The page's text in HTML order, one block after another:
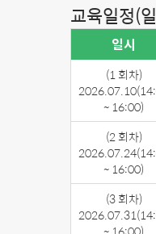
교육일정(
일시
(1 회차)
2026.07.10
~ 16:00)
(2 회차)
2026.07.24
~ 16:00)
(3 회차)
2026.07.31